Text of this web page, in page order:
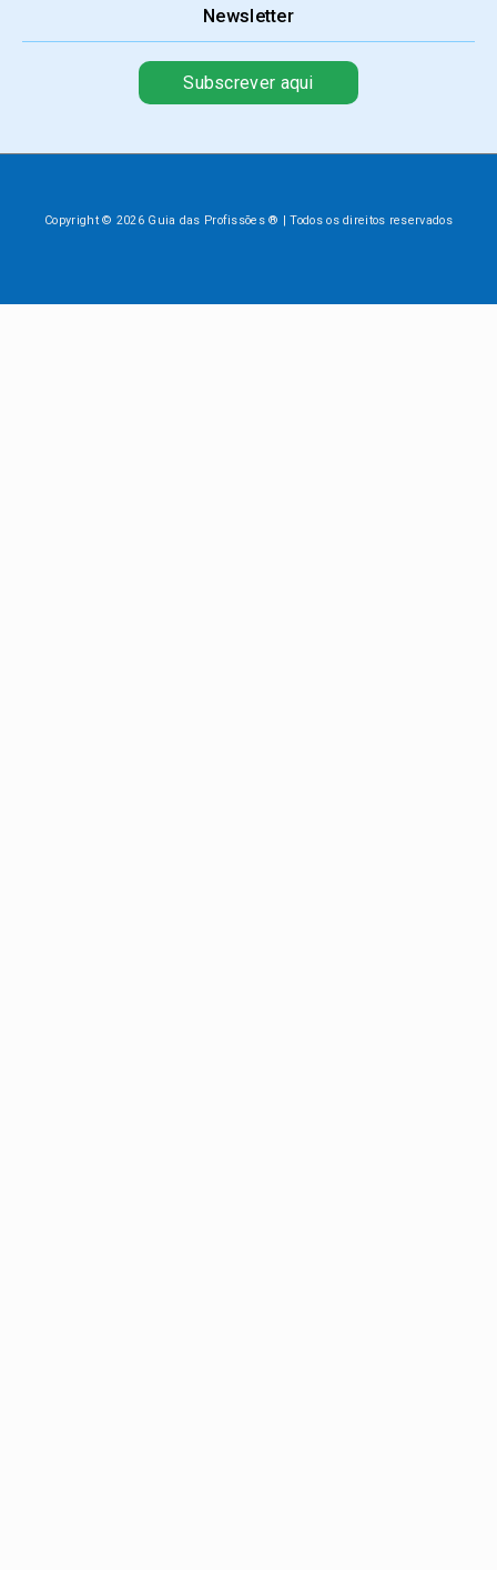
Newsletter
Subscrever aqui
Copyright © 2026 Guia das Profissões ® | Todos os direitos reservados